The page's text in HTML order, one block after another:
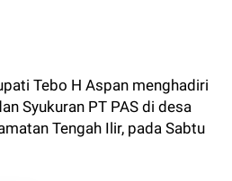
Tebo H Aspan menghadiri
Syukuran PT PAS di desa
Tengah Ilir, pada Sabtu